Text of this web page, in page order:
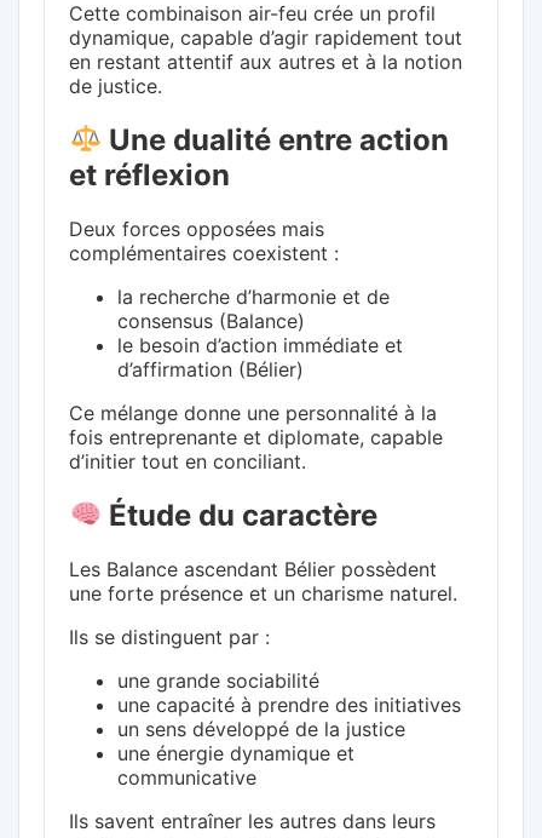
Cette combinaison air-feu crée un profil
dynamique, capable d’agir rapidement tout
en restant attentif aux autres et à la notion
de justice.
Une dualité entre action
et réflexion
Deux forces opposées mais
complémentaires coexistent :
la recherche d’harmonie et de
consensus (Balance)
le besoin d’action immédiate et
d’affirmation (Bélier)
Ce mélange donne une personnalité à la
fois entreprenante et diplomate, capable
d’initier tout en conciliant.
Étude du caractère
Les Balance ascendant Bélier possèdent
une forte présence et un charisme naturel.
Ils se distinguent par :
une grande sociabilité
une capacité à prendre des initiatives
un sens développé de la justice
une énergie dynamique et
communicative
Ils savent entraîner les autres dans leurs